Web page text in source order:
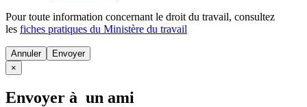
Pour toute information concernant le droit du travail, consultez
les fiches pratiques du Ministère du travail
Annuler
×
Envoyer à un ami